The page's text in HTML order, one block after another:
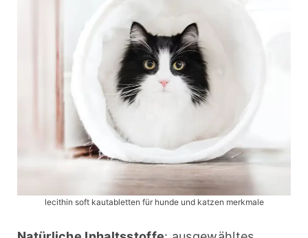
lecithin soft kautabletten für hunde und katzen merkmale